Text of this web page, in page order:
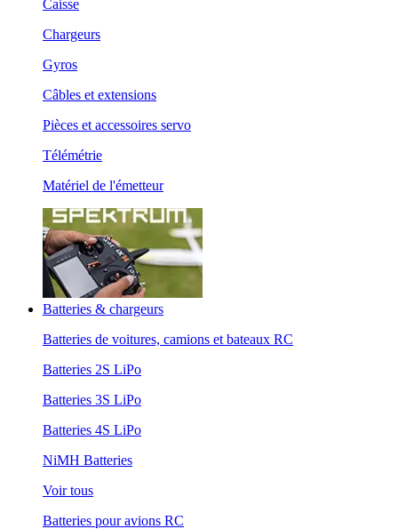
Caisse
Chargeurs
Gyros
Câbles et extensions
Pièces et accessoires servo
Télémétrie
Matériel de l'émetteur
Batteries & chargeurs
Batteries de voitures, camions et bateaux RC
Batteries 2S LiPo
Batteries 3S LiPo
Batteries 4S LiPo
NiMH Batteries
Voir tous
Batteries pour avions RC